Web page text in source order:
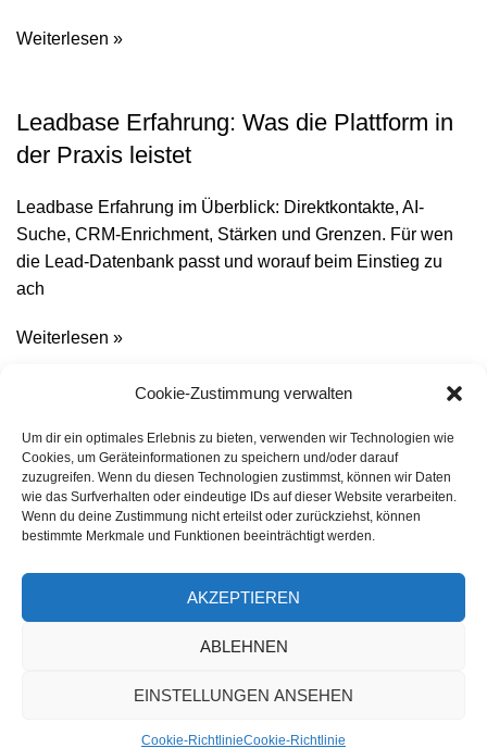
Cookie-Zustimmung verwalten
Um dir ein optimales Erlebnis zu bieten, verwenden wir Technologien wie
Cookies, um Geräteinformationen zu speichern und/oder darauf
zuzugreifen. Wenn du diesen Technologien zustimmst, können wir Daten
wie das Surfverhalten oder eindeutige IDs auf dieser Website verarbeiten.
Wenn du deine Zustimmung nicht erteilst oder zurückziehst, können
bestimmte Merkmale und Funktionen beeinträchtigt werden.
AKZEPTIEREN
ABLEHNEN
EINSTELLUNGEN ANSEHEN
Cookie-RichtlinieCookie-Richtlinie
Weiterlesen »
Leadbase Erfahrung: Was die Plattform in
der Praxis leistet
Leadbase Erfahrung im Überblick: Direktkontakte, AI-
Suche, CRM-Enrichment, Stärken und Grenzen. Für wen
die Lead-Datenbank passt und worauf beim Einstieg zu
ach
Weiterlesen »
Familie im Netz: Wie Webdesign Familien
stärkt
Digitale Anlaufstellen für Familien sind oft schlecht
gestaltet. Dabei zeigt gutes Webdesign, wie Online-
Angebote wirklich helfen können.
Weiterlesen »
Datenschutzerklärung| Cookie-Richtlinie (EU)|OMGenius – Online Marketing